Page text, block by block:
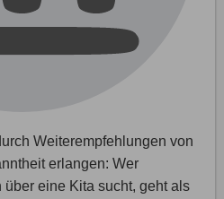
Weiterempfehlungen von
erlangen: Wer
über eine Kita sucht, geht als